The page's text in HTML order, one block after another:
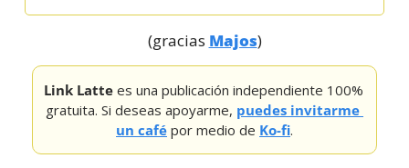
(gracias Majos)
Link Latte es una publicación independiente 100%
gratuita. Si deseas apoyarme, puedes invitarme
un café por medio de Ko-fi.